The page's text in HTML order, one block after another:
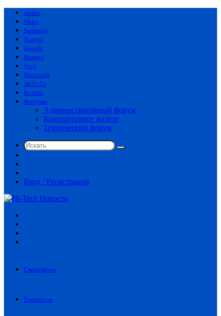
Apple
Oppo
Samsung
Xiaomi
Google
Huawei
Vivo
Microsoft
AnTuTu
Realme
Форумы
Административный форум
Компьютерное железо
Технический форум
Искать
статья
Вход / Регистрация
Смартфоны
Планшеты